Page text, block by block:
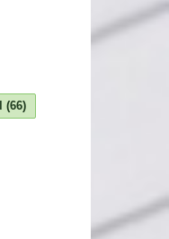
(66)